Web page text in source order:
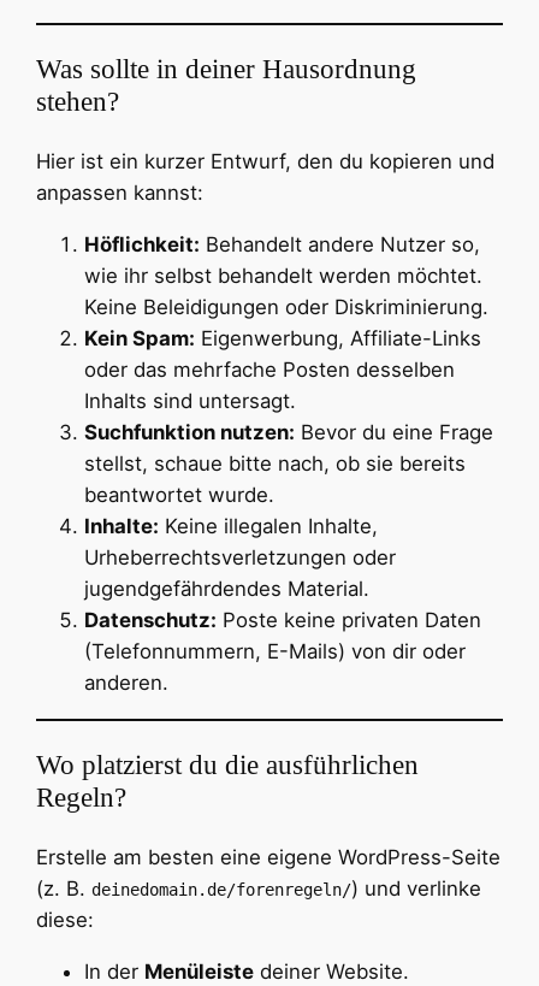
Was sollte in deiner Hausordnung
stehen?
Hier ist ein kurzer Entwurf, den du kopieren und
anpassen kannst:
Höflichkeit: Behandelt andere Nutzer so,
wie ihr selbst behandelt werden möchtet.
Keine Beleidigungen oder Diskriminierung.
Kein Spam: Eigenwerbung, Affiliate-Links
oder das mehrfache Posten desselben
Inhalts sind untersagt.
Suchfunktion nutzen: Bevor du eine Frage
stellst, schaue bitte nach, ob sie bereits
beantwortet wurde.
Inhalte: Keine illegalen Inhalte,
Urheberrechtsverletzungen oder
jugendgefährdendes Material.
Datenschutz: Poste keine privaten Daten
(Telefonnummern, E-Mails) von dir oder
anderen.
Wo platzierst du die ausführlichen
Regeln?
Erstelle am besten eine eigene WordPress-Seite
(z. B.deinedomain.de/forenregeln/) und verlinke
diese:
In der Menüleiste deiner Website.